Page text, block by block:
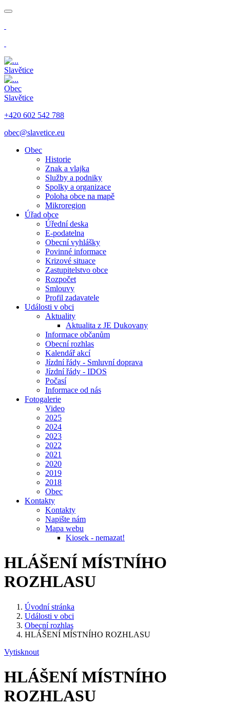
Slavětice
Obec
Slavětice
+420 602 542 788
obec@slavetice.eu
Obec
Historie
Znak a vlajka
Služby a podniky
Spolky a organizace
Poloha obce na mapě
Mikroregion
Úřad obce
Úřední deska
E-podatelna
Obecní vyhlášky
Povinné informace
Krizové situace
Zastupitelstvo obce
Rozpočet
Smlouvy
Profil zadavatele
Události v obci
Aktuality
Aktualita z JE Dukovany
Informace občanům
Obecní rozhlas
Kalendář akcí
Jízdní řády - Smluvní doprava
Jízdní řády - IDOS
Počasí
Informace od nás
Fotogalerie
Video
2025
2024
2023
2022
2021
2020
2019
2018
Obec
Kontakty
Kontakty
Napište nám
Mapa webu
Kiosek - nemazat!
HLÁŠENÍ MÍSTNÍHO
ROZHLASU
Úvodní stránka
Události v obci
Obecní rozhlas
HLÁŠENÍ MÍSTNÍHO ROZHLASU
Vytisknout
HLÁŠENÍ MÍSTNÍHO
ROZHLASU